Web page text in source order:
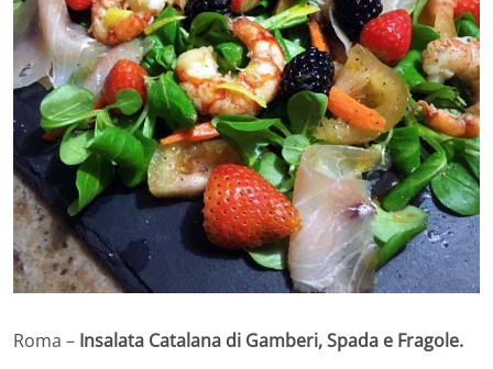
Roma – Insalata Catalana di Gamberi, Spada e Fragole.